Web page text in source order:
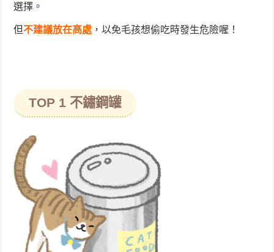
選擇。
但不建議放在高處 ，以免毛孩想偷吃時發生危險喔！
TOP 1 不鏽鋼罐